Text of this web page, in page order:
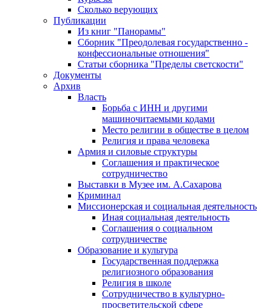
Сколько верующих
Публикации
Из книг "Панорамы"
Сборник "Преодолевая государственно -
конфессиональные отношения"
Статьи сборника "Пределы светскости"
Документы
Архив
Власть
Борьба с ИНН и другими
машиночитаемыми кодами
Место религии в обществе в целом
Религия и права человека
Армия и силовые структуры
Соглашения и практическое
сотрудничество
Выставки в Музее им. А.Сахарова
Криминал
Миссионерская и социальная деятельность
Иная социальная деятельность
Соглашения о социальном
сотрудничестве
Образование и культура
Государственная поддержка
религиозного образования
Религия в школе
Сотрудничество в культурно-
просветительской сфере